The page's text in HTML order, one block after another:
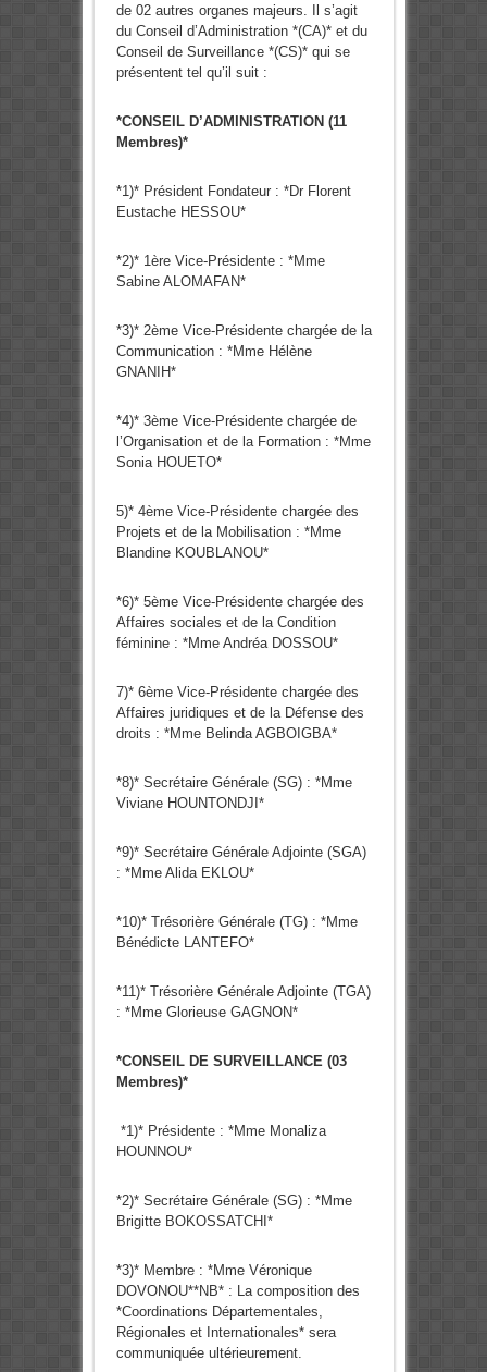
de 02 autres organes majeurs. Il s’agit
du Conseil d’Administration *(CA)* et du
Conseil de Surveillance *(CS)* qui se
présentent tel qu’il suit :
*CONSEIL D’ADMINISTRATION (11
Membres)*
*1)* Président Fondateur : *Dr Florent
Eustache HESSOU*
*2)* 1ère Vice-Présidente : *Mme
Sabine ALOMAFAN*
*3)* 2ème Vice-Présidente chargée de la
Communication : *Mme Hélène
GNANIH*
*4)* 3ème Vice-Présidente chargée de
l’Organisation et de la Formation : *Mme
Sonia HOUETO*
5)* 4ème Vice-Présidente chargée des
Projets et de la Mobilisation : *Mme
Blandine KOUBLANOU*
*6)* 5ème Vice-Présidente chargée des
Affaires sociales et de la Condition
féminine : *Mme Andréa DOSSOU*
7)* 6ème Vice-Présidente chargée des
Affaires juridiques et de la Défense des
droits : *Mme Belinda AGBOIGBA*
*8)* Secrétaire Générale (SG) : *Mme
Viviane HOUNTONDJI*
*9)* Secrétaire Générale Adjointe (SGA)
: *Mme Alida EKLOU*
*10)* Trésorière Générale (TG) : *Mme
Bénédicte LANTEFO*
*11)* Trésorière Générale Adjointe (TGA)
: *Mme Glorieuse GAGNON*
*CONSEIL DE SURVEILLANCE (03
Membres)*
*1)* Présidente : *Mme Monaliza
HOUNNOU*
*2)* Secrétaire Générale (SG) : *Mme
Brigitte BOKOSSATCHI*
*3)* Membre : *Mme Véronique
DOVONOU**NB* : La composition des
*Coordinations Départementales,
Régionales et Internationales* sera
communiquée ultérieurement.